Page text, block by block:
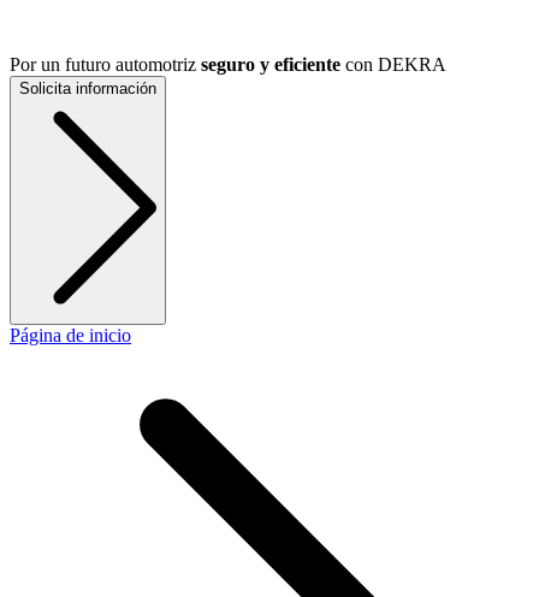
Por un futuro automotriz seguro y eficiente con DEKRA
Solicita información
Página de inicio